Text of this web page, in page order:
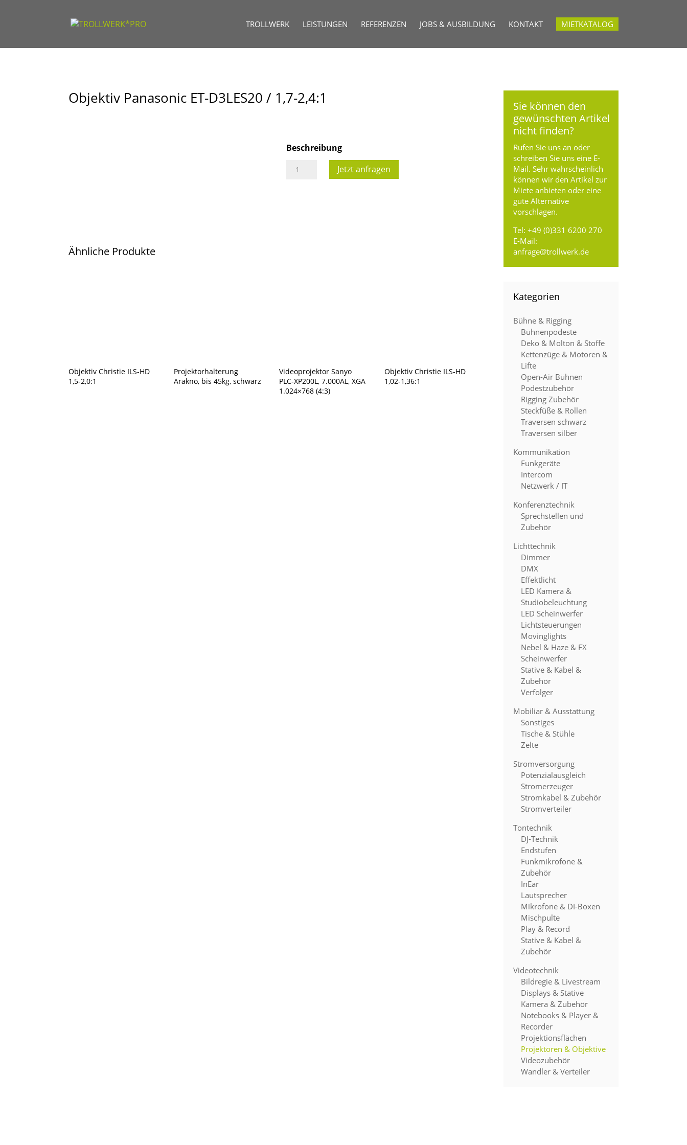
TROLLWERK LEISTUNGEN REFERENZEN JOBS & AUSBILDUNG KONTAKT MIETKATALOG
Objektiv Panasonic ET-D3LES20 / 1,7-2,4:1
Beschreibung
Objektiv
Jetzt anfragen
Ähnliche Produkte
Objektiv Christie ILS-HD
1,5-2,0:1
Projektorhalterung
Arakno, bis 45kg, schwarz
Videoprojektor Sanyo
PLC-XP200L, 7.000AL, XGA
1.024×768 (4:3)
Objektiv Christie ILS-HD
1,02-1,36:1
Sie können den
gewünschten Artikel
nicht finden?
Rufen Sie uns an oder
schreiben Sie uns eine E-
Mail. Sehr wahrscheinlich
können wir den Artikel zur
Miete anbieten oder eine
gute Alternative
vorschlagen.
Tel:+49 (0)331 6200 270
E-Mail:
anfrage@trollwerk.de
Kategorien
Bühne & Rigging
Bühnenpodeste
Deko & Molton & Stoffe
Kettenzüge & Motoren &
Lifte
Open-Air Bühnen
Podestzubehör
Rigging Zubehör
Steckfüße & Rollen
Traversen schwarz
Traversen silber
Kommunikation
Funkgeräte
Intercom
Netzwerk / IT
Konferenztechnik
Sprechstellen und
Zubehör
Lichttechnik
Dimmer
DMX
Effektlicht
LED Kamera &
Studiobeleuchtung
LED Scheinwerfer
Lichtsteuerungen
Movinglights
Nebel & Haze & FX
Scheinwerfer
Stative & Kabel &
Zubehör
Verfolger
Mobiliar & Ausstattung
Sonstiges
Tische & Stühle
Zelte
Stromversorgung
Potenzialausgleich
Stromerzeuger
Stromkabel & Zubehör
Stromverteiler
Tontechnik
DJ-Technik
Endstufen
Funkmikrofone &
Zubehör
InEar
Lautsprecher
Mikrofone & DI-Boxen
Mischpulte
Play & Record
Stative & Kabel &
Zubehör
Videotechnik
Bildregie & Livestream
Displays & Stative
Kamera & Zubehör
Notebooks & Player &
Recorder
Projektionsflächen
Projektoren & Objektive
Videozubehör
Wandler & Verteiler